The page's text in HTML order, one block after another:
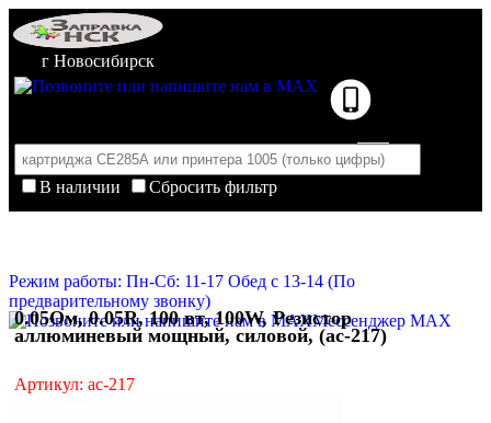
г Новосибирск
В наличии
Сбросить фильтр
Корзина пуста
Режим работы: Пн-Сб: 11-17 Обед с 13-14 (По
предварительному звонку)
Мессенджер MAX
0.05Ом, 0.05R, 100 вт, 100W, Резистор
аллюминевый мощный, силовой, (ac-217)
Артикул: ac-217